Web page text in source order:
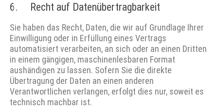
6. Recht auf Daten­übertrag­barkeit
Sie haben das Recht, Daten, die wir auf Grundlage Ihrer
Einwilligung oder in Erfüllung eines Vertrags
automatisiert verarbeiten, an sich oder an einen Dritten
in einem gängigen, maschinenlesbaren Format
aushändigen zu lassen. Sofern Sie die direkte
Übertragung der Daten an einen anderen
Verantwortlichen verlangen, erfolgt dies nur, soweit es
technisch machbar ist.